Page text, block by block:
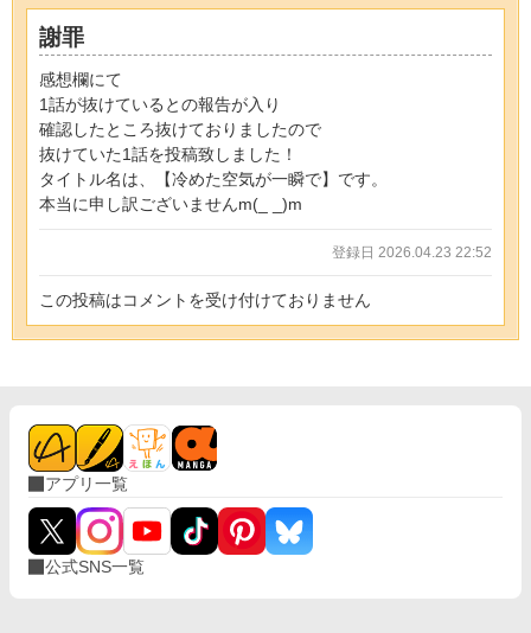
謝罪
感想欄にて
1話が抜けているとの報告が入り
確認したところ抜けておりましたので
抜けていた1話を投稿致しました！
タイトル名は、【冷めた空気が一瞬で】です。
本当に申し訳ございませんm(_ _)m
登録日 2026.04.23 22:52
この投稿はコメントを受け付けておりません
アプリ一覧
公式SNS一覧